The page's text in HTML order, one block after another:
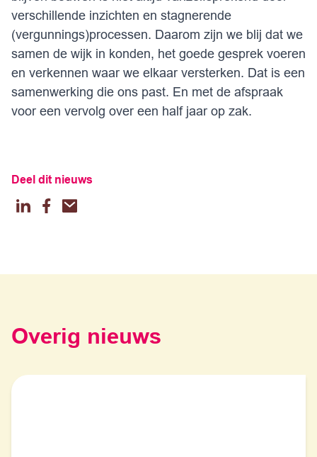
verschillende inzichten en stagnerende
(vergunnings)processen. Daarom zijn we blij dat we
samen de wijk in konden, het goede gesprek voeren
en verkennen waar we elkaar versterken. Dat is een
samenwerking die ons past. En met de afspraak
voor een vervolg over een half jaar op zak.
Deel dit nieuws
LinkedInFacebook
Email
Overig nieuws